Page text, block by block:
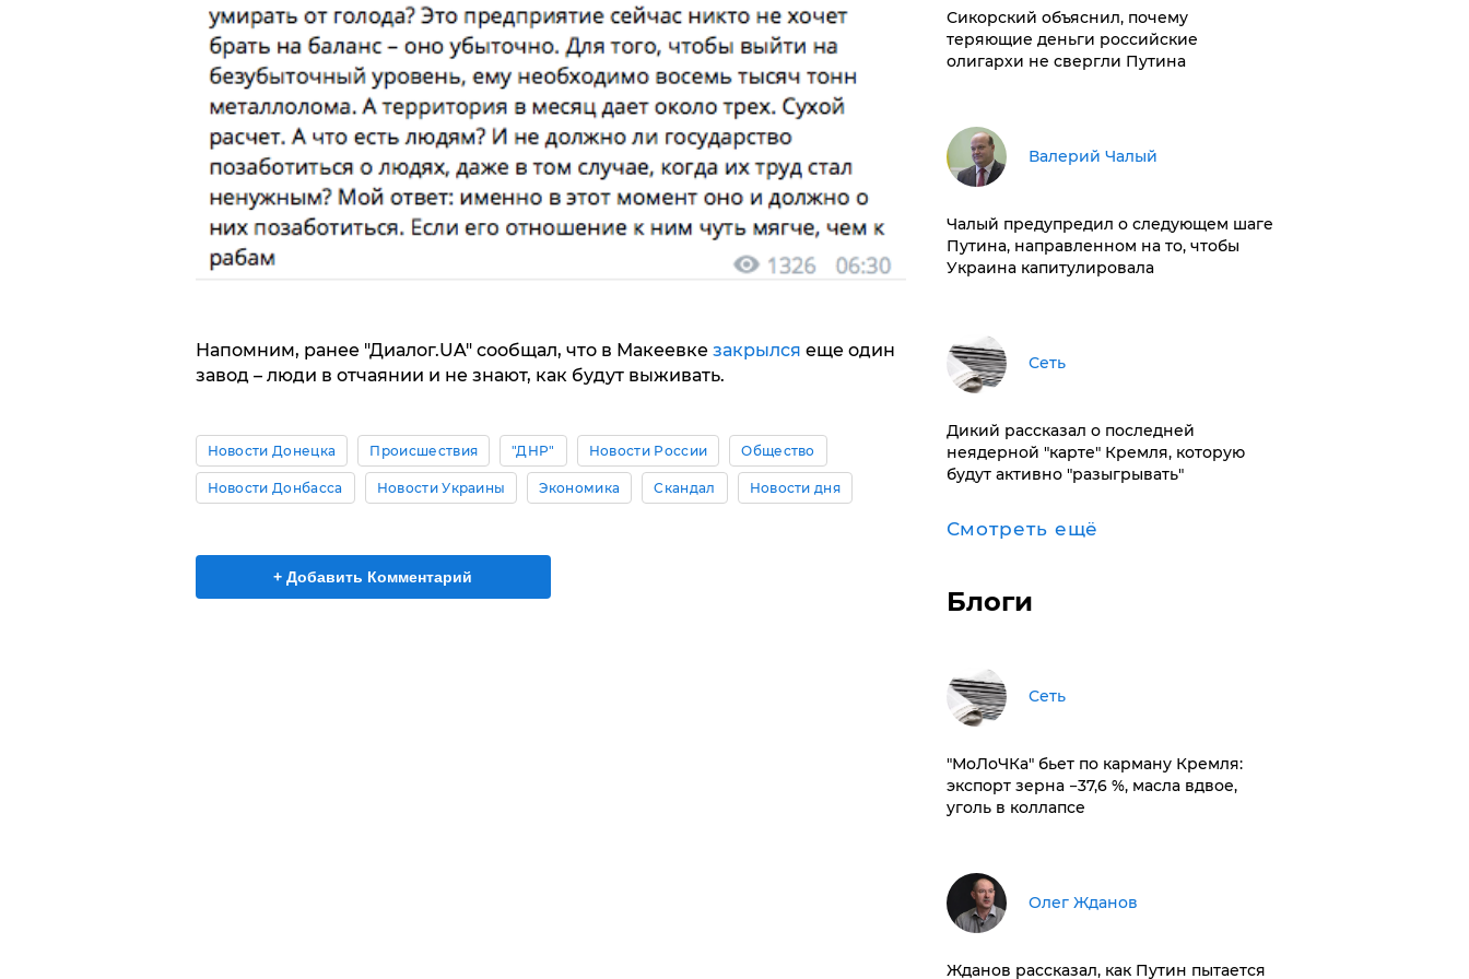
Напомним, ранее "Диалог.UA" сообщал, что в Макеевке закрылся еще один
завод – люди в отчаянии и не знают, как будут выживать.
Новости Донецка Происшествия "ДНР" Новости России Общество
Новости Донбасса Новости Украины Экономика Скандал Новости дня
+ Добавить Комментарий
Сикорский объяснил, почему
теряющие деньги российские
олигархи не свергли Путина
Валерий Чалый
Чалый предупредил о следующем шаге
Путина, направленном на то, чтобы
Украина капитулировала
Сеть
Дикий рассказал о последней
неядерной "карте" Кремля, которую
будут активно "разыгрывать"
Смотреть ещё
Блоги
Сеть
​"МоЛоЧКа" бьет по карману Кремля:
экспорт зерна −37,6 %, масла вдвое,
уголь в коллапсе
Олег Жданов
Жданов рассказал, как Путин пытается